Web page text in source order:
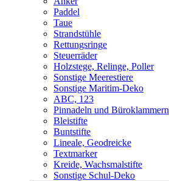
Paddel
Taue
Strandstühle
Rettungsringe
Steuerräder
Holzstege, Relinge, Poller
Sonstige Meerestiere
Sonstige Maritim-Deko
ABC, 123
Pinnadeln und Büroklammern
Bleistifte
Buntstifte
Lineale, Geodreicke
Textmarker
Kreide, Wachsmalstifte
Sonstige Schul-Deko